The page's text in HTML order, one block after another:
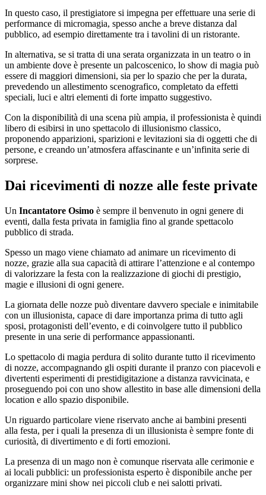
In questo caso, il prestigiatore si impegna per effettuare una serie di
performance di micromagia, spesso anche a breve distanza dal
pubblico, ad esempio direttamente tra i tavolini di un ristorante.
In alternativa, se si tratta di una serata organizzata in un teatro o in
un ambiente dove è presente un palcoscenico, lo show di magia può
essere di maggiori dimensioni, sia per lo spazio che per la durata,
prevedendo un allestimento scenografico, completato da effetti
speciali, luci e altri elementi di forte impatto suggestivo.
Con la disponibilità di una scena più ampia, il professionista è quindi
libero di esibirsi in uno spettacolo di illusionismo classico,
proponendo apparizioni, sparizioni e levitazioni sia di oggetti che di
persone, e creando un’atmosfera affascinante e un’infinita serie di
sorprese.
Dai ricevimenti di nozze alle feste private
Un Incantatore Osimo è sempre il benvenuto in ogni genere di
eventi, dalla festa privata in famiglia fino al grande spettacolo
pubblico di strada.
Spesso un mago viene chiamato ad animare un ricevimento di
nozze, grazie alla sua capacità di attirare l’attenzione e al contempo
di valorizzare la festa con la realizzazione di giochi di prestigio,
magie e illusioni di ogni genere.
La giornata delle nozze può diventare davvero speciale e inimitabile
con un illusionista, capace di dare importanza prima di tutto agli
sposi, protagonisti dell’evento, e di coinvolgere tutto il pubblico
presente in una serie di performance appassionanti.
Lo spettacolo di magia perdura di solito durante tutto il ricevimento
di nozze, accompagnando gli ospiti durante il pranzo con piacevoli e
divertenti esperimenti di prestidigitazione a distanza ravvicinata, e
proseguendo poi con uno show allestito in base alle dimensioni della
location e allo spazio disponibile.
Un riguardo particolare viene riservato anche ai bambini presenti
alla festa, per i quali la presenza di un illusionista è sempre fonte di
curiosità, di divertimento e di forti emozioni.
La presenza di un mago non è comunque riservata alle cerimonie e
ai locali pubblici: un professionista esperto è disponibile anche per
organizzare mini show nei piccoli club e nei salotti privati.